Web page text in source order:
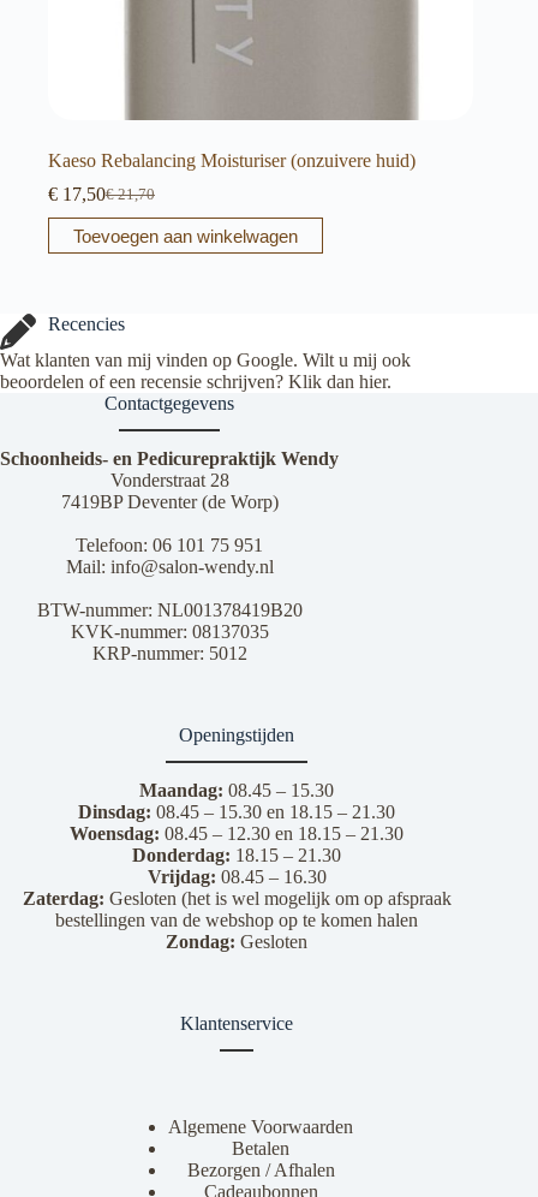
Kaeso Rebalancing Moisturiser (onzuivere huid)
€21,70
Oorspronkelijke
prijs
was:
€ 17,50Huidige
prijs
is:
Toevoegen aan winkelwagen
Recencies
Wat klanten van mij vinden op Google. Wilt u mij ook
beoordelen of een recensie schrijven? Klik dan hier.
Contactgegevens
Schoonheids- en Pedicurepraktijk Wendy
Vonderstraat 28
7419BP Deventer (de Worp)
Telefoon: 06 101 75 951
Mail: info@salon-wendy.nl
BTW-nummer: NL001378419B20
KVK-nummer: 08137035
KRP-nummer: 5012
Openingstijden
Maandag:08.45 – 15.30
Dinsdag: 08.45 – 15.30 en 18.15 – 21.30
Woensdag: 08.45 – 12.30 en 18.15 – 21.30
Donderdag: 18.15 – 21.30
Vrijdag: 08.45 – 16.30
Zaterdag: Gesloten (het is wel mogelijk om op afspraak
bestellingen van de webshop op te komen halen
Zondag: Gesloten
Klantenservice
Algemene Voorwaarden
Betalen
Bezorgen / Afhalen
Cadeaubonnen